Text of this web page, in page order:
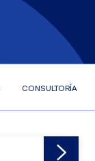
CONSULTORÍA EFR